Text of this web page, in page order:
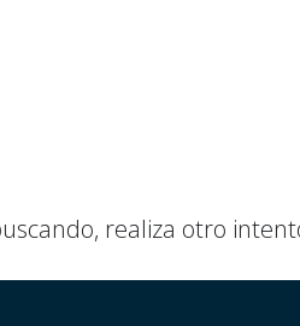
realiza otro